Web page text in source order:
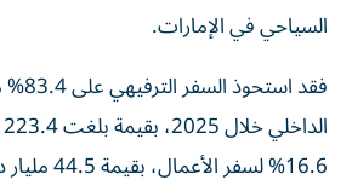
السياحي في الإمارات.
فقد
16.6% لسفر الأعمال، بقيمة 44.5 مليار درهم.